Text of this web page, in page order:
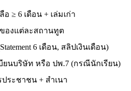
≥ 6 เดือน + เล่มเก่า
องแต่ละสถานทูต
6 เดือน, สลิปเงินเดือน)
ยนบริษัท หรือ ปพ.7 (กรณีนักเรียน)
ระชาชน + สำเนา